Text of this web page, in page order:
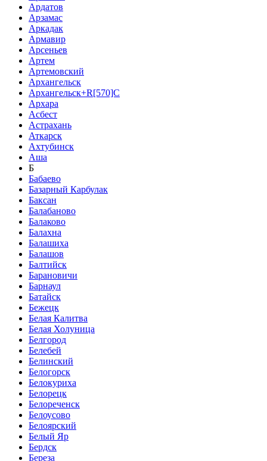
Ардатов
Арзамас
Аркадак
Армавир
Арсеньев
Артем
Артемовский
Архангельск
Архангельск+R[570]C
Архара
Асбест
Астрахань
Аткарск
Ахтубинск
Аша
Б
Бабаево
Базарный Карбулак
Баксан
Балабаново
Балаково
Балахна
Балашиха
Балашов
Балтийск
Барановичи
Барнаул
Батайск
Бежецк
Белая Калитва
Белая Холуница
Белгород
Белебей
Белинский
Белогорск
Белокуриха
Белорецк
Белореченск
Белоусово
Белоярский
Белый Яр
Бердск
Береза